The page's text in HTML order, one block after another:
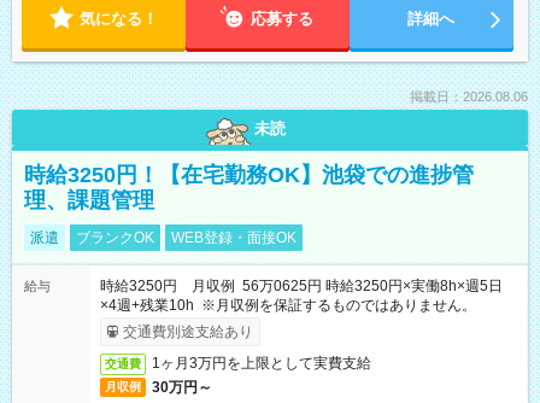
気になる！ 応募する 詳細へ
掲載日：2026.08.06
未読
時給3250円！【在宅勤務OK】池袋での進捗管
理、課題管理
派遣 ブランクOK WEB登録・面接OK
給与
時給3250円 月収例 56万0625円 時給3250円×実働8h×週5日
×4週+残業10h ※月収例を保証するものではありません。
交通費別途支給あり
交通費 1ヶ月3万円を上限として実費支給
月収例 30万円～